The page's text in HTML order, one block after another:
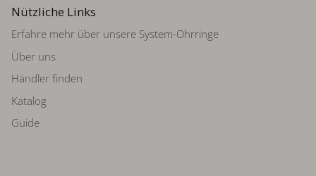
Nützliche Links
Erfahre mehr über unsere System-Ohrringe
Über uns
Händler finden
Katalog
Guide